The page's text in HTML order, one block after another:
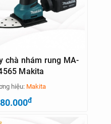
chà nhám rung MA-
Makita
hiệu: Makita
đ